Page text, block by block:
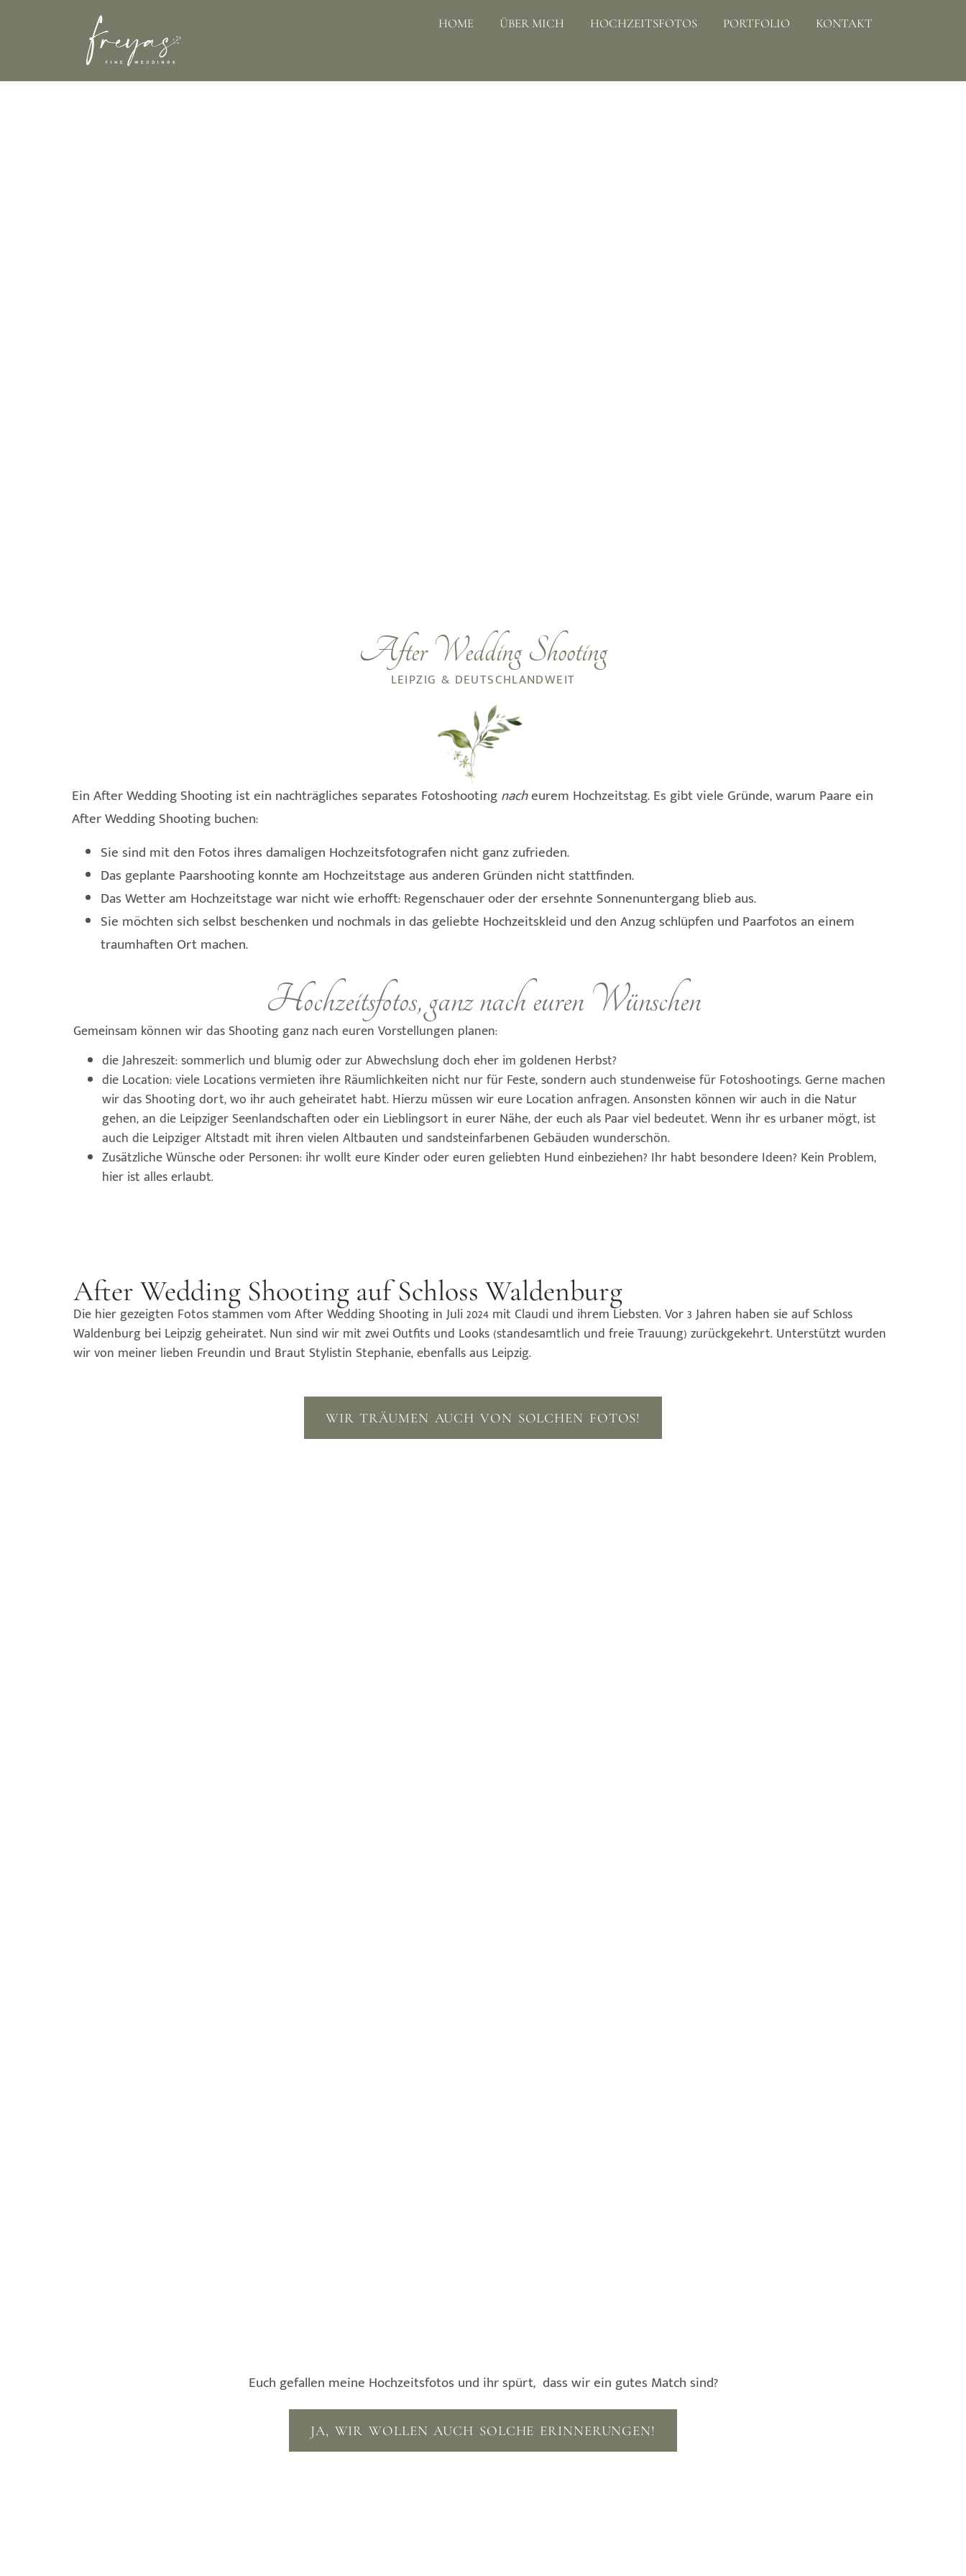
HOME ÜBER MICH HOCHZEITSFOTOS PORTFOLIO KONTAKT
After Wedding Shooting
LEIPZIG & DEUTSCHLANDWEIT
Ein After Wedding Shooting ist ein nachträgliches separates Fotoshootingnacheurem Hochzeitstag. Es gibt viele Gründe, warum Paare ein
After Wedding Shooting buchen:
Sie sind mit den Fotos ihres damaligen Hochzeitsfotografen nicht ganz zufrieden.
Das geplante Paarshooting konnte am Hochzeitstage aus anderen Gründen nicht stattfinden.
Das Wetter am Hochzeitstage war nicht wie erhofft: Regenschauer oder der ersehnte Sonnenuntergang blieb aus.
Sie möchten sich selbst beschenken und nochmals in das geliebte Hochzeitskleid und den Anzug schlüpfen und Paarfotos an einem
traumhaften Ort machen.
Hochzeitsfotos, ganz nach euren Wünschen
Gemeinsam können wir das Shooting ganz nach euren Vorstellungen planen:
die Jahreszeit: sommerlich und blumig oder zur Abwechslung doch eher im goldenen Herbst?
die Location: viele Locations vermieten ihre Räumlichkeiten nicht nur für Feste, sondern auch stundenweise für Fotoshootings. Gerne machen
wir das Shooting dort, wo ihr auch geheiratet habt. Hierzu müssen wir eure Location anfragen. Ansonsten können wir auch in die Natur
gehen, an die Leipziger Seenlandschaften oder ein Lieblingsort in eurer Nähe, der euch als Paar viel bedeutet. Wenn ihr es urbaner mögt, ist
auch die Leipziger Altstadt mit ihren vielen Altbauten und sandsteinfarbenen Gebäuden wunderschön.
Zusätzliche Wünsche oder Personen: ihr wollt eure Kinder oder euren geliebten Hund einbeziehen? Ihr habt besondere Ideen? Kein Problem,
hier ist alles erlaubt.
After Wedding Shooting auf Schloss Waldenburg
Die hier gezeigten Fotos stammen vom After Wedding Shooting in Juli 2024 mit Claudi und ihrem Liebsten. Vor 3 Jahren haben sie auf Schloss
Waldenburg bei Leipzig geheiratet. Nun sind wir mit zwei Outfits und Looks (standesamtlich und freie Trauung) zurückgekehrt. Unterstützt wurden
wir von meiner lieben Freundin und Braut Stylistin Stephanie, ebenfalls aus Leipzig.
WIR TRÄUMEN AUCH VON SOLCHEN FOTOS!
Euch gefallen meine Hochzeitsfotos und ihr spürt, dass wir ein gutes Match sind?
JA, WIR WOLLEN AUCH SOLCHE ERINNERUNGEN!